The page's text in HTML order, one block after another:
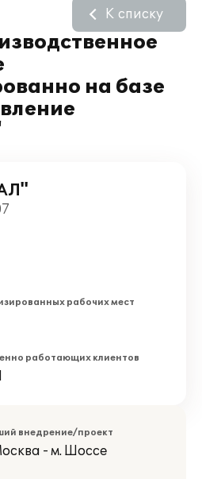
на базе
К списку
рабочих мест
работающих клиентов
внедрение/проект
- м. Шоссе